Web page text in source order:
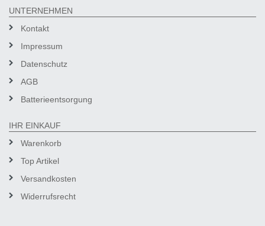
UNTERNEHMEN
Kontakt
Impressum
Datenschutz
AGB
Batterieentsorgung
IHR EINKAUF
Warenkorb
Top Artikel
Versandkosten
Widerrufsrecht